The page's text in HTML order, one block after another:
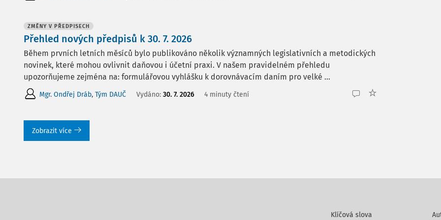
ZMĚNY V PŘEDPISECH
Přehled nových předpisů k 30. 7. 2026
Během prvních letních měsíců bylo publikováno několik významných legislativních a metodických
novinek, které mohou ovlivnit daňovou i účetní praxi. V našem pravidelném přehledu
upozorňujeme zejména na: formulářovou vyhlášku k dorovnávacím daním pro velké ...
Mgr. Ondřej Dráb, Tým DAUČ Vydáno: 30. 7. 2026 4 minuty čtení
Zobrazit více
Klíčová slova